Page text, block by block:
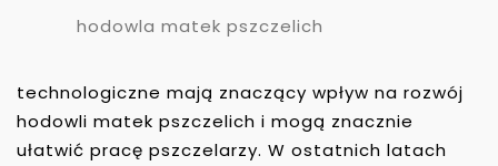
hodowla matek pszczelich
technologiczne mają znaczący wpływ na rozwój
hodowli matek pszczelich i mogą znacznie
ułatwić pracę pszczelarzy. W ostatnich latach